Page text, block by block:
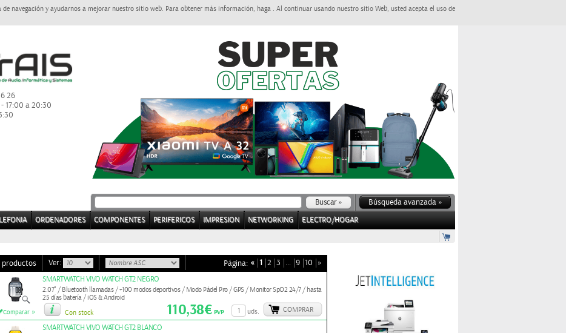
navegación y ayudarnos a mejorar nuestro sitio web. Para obtener más información, haga . Al continuar usando nuestro sitio Web, usted acepta el uso de
26
17:00 a 20:30
Búsqueda avanzada »
ORDENADORES COMPONENTES PERIFERICOS IMPRESION NETWORKING ELECTRO/HOGAR
productos Ver: Página: « 1 2 3 … 9 10 »
Comparar »
SMARTWATCH VIVO WATCH GT2 NEGRO
2.07" / Bluetooth llamadas / +100 modos deportivos / Modo Pádel Pro / GPS / Monitor SpO2 24/7 / hasta
25 días batería / iOS & Android
Con stock
uds. COMPRAR
110,38€PVP
SMARTWATCH VIVO WATCH GT2 BLANCO